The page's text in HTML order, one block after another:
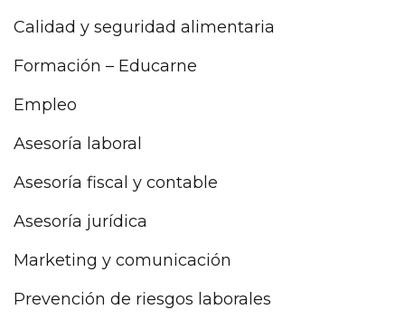
Calidad y seguridad alimentaria
Formación – Educarne
Empleo
Asesoría laboral
Asesoría fiscal y contable
Asesoría jurídica
Marketing y comunicación
Prevención de riesgos laborales